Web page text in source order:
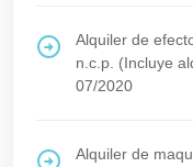
Alquiler de
n.c.p. (Incluye
07/2020
Alquiler de